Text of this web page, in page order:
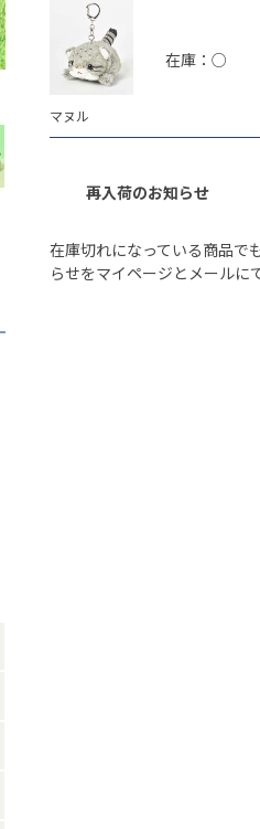
マヌル
在庫：○
再入荷のお知らせ
在庫切れになっている商品で
らせをマイページとメールに